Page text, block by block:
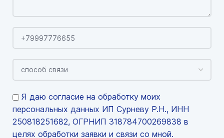
Я даю согласие на обработку моих
персональных данных ИП Сурневу Р.Н., ИНН
250818251682, ОГРНИП 318784700269838 в
целях обработки заявки и связи со мной.